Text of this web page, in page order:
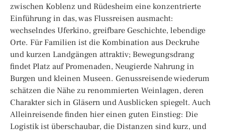
zwischen Koblenz und Rüdesheim eine konzentrierte
Einführung in das, was Flussreisen ausmacht:
wechselndes Uferkino, greifbare Geschichte, lebendige
Orte. Für Familien ist die Kombination aus Deckruhe
und kurzen Landgängen attraktiv; Bewegungsdrang
findet Platz auf Promenaden, Neugierde Nahrung in
Burgen und kleinen Museen. Genussreisende wiederum
schätzen die Nähe zu renommierten Weinlagen, deren
Charakter sich in Gläsern und Ausblicken spiegelt. Auch
Alleinreisende finden hier einen guten Einstieg: Die
Logistik ist überschaubar, die Distanzen sind kurz, und